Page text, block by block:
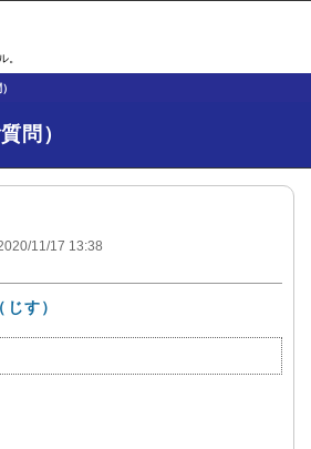
。
問）
11/17 13:38
す）